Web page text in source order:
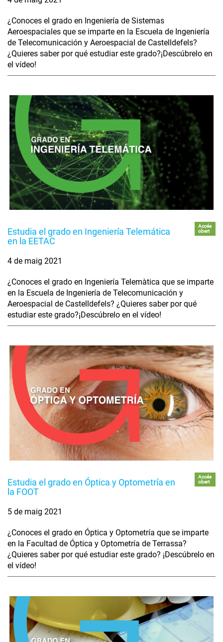
¿Conoces el grado en Ingeniería de Sistemas
Aeroespaciales que se imparte en la Escuela de Ingeniería
de Telecomunicación y Aeroespacial de Castelldefels?
¿Quieres saber por qué estudiar este grado?¡Descúbrelo en
el vídeo!
Estudia el grado en Ingeniería Telemática
en la EETAC
Accés
obert
4 de maig 2021
¿Conoces el grado en Ingeniería Telemàtica que se imparte
en la Escuela de Ingeniería de Telecomunicación y
Aeroespacial de Castelldefels? ¿Quieres saber por qué
estudiar este grado?¡Descúbrelo en el vídeo!
Estudia el grado en Óptica y Optometría en
la FOOT
Accés
obert
5 de maig 2021
¿Conoces el grado en Óptica y Optometría que se imparte
en la Facultad de Óptica y Optometría de Terrassa?
¿Quieres saber por qué estudiar este grado? ¡Descúbrelo en
el vídeo!